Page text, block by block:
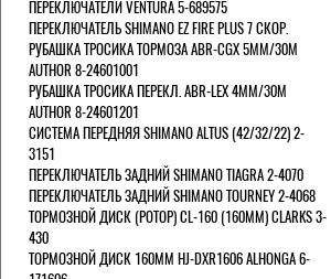
ПЕРЕКЛЮЧАТЕЛИ VENTURA 5-689575
ПЕРЕКЛЮЧАТЕЛЬ SHIMANO EZ FIRE PLUS 7 СКОР.
РУБАШКА ТРОСИКА ТОРМОЗА ABR-CGX 5MM/30M
AUTHOR 8-24601001
РУБАШКА ТРОСИКА ПЕРЕКЛ. ABR-LEX 4MM/30M
AUTHOR 8-24601201
СИСТЕМА ПЕРЕДНЯЯ SHIMANO ALTUS (42/32/22) 2-
3151
ПЕРЕКЛЮЧАТЕЛЬ ЗАДНИЙ SHIMANO TIAGRA 2-4070
ПЕРЕКЛЮЧАТЕЛЬ ЗАДНИЙ SHIMANO TOURNEY 2-4068
ТОРМОЗНОЙ ДИСК (РОТОР) CL-160 (160ММ) CLARKS 3-
430
ТОРМОЗНОЙ ДИСК 160ММ HJ-DXR1606 ALHONGA 6-